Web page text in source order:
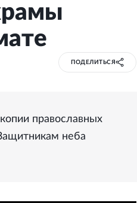
ПОДЕЛИТЬСЯ
православных
неба